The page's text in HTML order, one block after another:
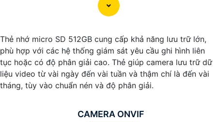
Thẻ nhớ micro SD 512GB cung cấp khả năng lưu trữ lớn,
phù hợp với các hệ thống giám sát yêu cầu ghi hình liên
tục hoặc có độ phân giải cao. Thẻ giúp camera lưu trữ dữ
liệu video từ vài ngày đến vài tuần và thậm chí là đến vài
tháng, tùy vào chuẩn nén và độ phân giải.
CAMERA ONVIF